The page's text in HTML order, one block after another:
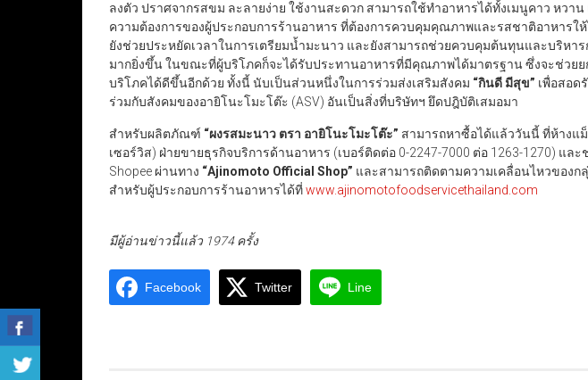
ลงตัว ปราศจากรสขม ละลายง่าย ใช้งานสะดวก สามารถใช้ทำอาหารได้ทั้งเมนูคาว หวาน
ความต้องการของผู้ประกอบการร้านอาหาร ที่ต้องการควบคุมคุณภาพและรสชาติอาหารใ
ยังช่วยประหยัดเวลาในการเตรียมน้ำมะนาว และยังสามารถช่วยควบคุมต้นทุนและบริหา
มากยิ่งขึ้น ในขณะที่ผู้บริโภคก็จะได้รับประทานอาหารที่มีคุณภาพได้มาตรฐาน ซึ่งจะช่วยย
บริโภคได้ดีขึ้นอีกด้วย ทั้งนี้ นับเป็นส่วนหนึ่งในการร่วมส่งเสริมสังคม “กินดี มีสุข” เพื่อสอด
ร่วมกับสังคมของอายิโนะโมะโต๊ะ (ASV) อันเป็นสิ่งที่บริษัทฯ ยึดปฎิบัติเสมอมา
สำหรับผลิตภัณฑ์ “ผงรสมะนาว ตรา อายิโนะโมะโต๊ะ” สามารถหาซื้อได้แล้ววันนี้ ที่ห้างแ
เซอร์วิส) ฝ่ายขายธุรกิจบริการด้านอาหาร (เบอร์ติดต่อ 0-2247-7000 ต่อ 1263-1270) แล
Shopee ผ่านทาง “Ajinomoto Official Shop” และสามารถติดตามความเคลื่อนไหวของ
สำหรับผู้ประกอบการร้านอาหารได้ที่www.ajinomotofoodservicethailand.com
มีผู้อ่านข่าวนี้แล้ว 1974 ครั้ง
Facebook Twitter Line